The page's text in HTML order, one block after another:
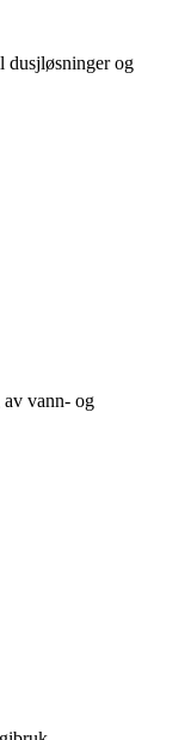
dusjløsninger og
vann- og